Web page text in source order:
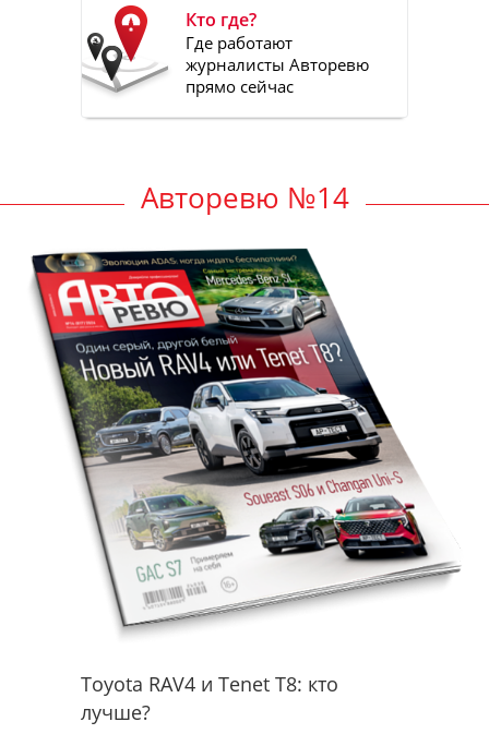
Кто где?
Где работают
журналисты Авторевю
прямо сейчас
Авторевю №14
Toyota RAV4 и Tenet T8: кто
лучше?